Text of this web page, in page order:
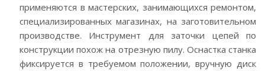
применяются в мастерских, занимающихся ремонтом,
специализированных магазинах, на заготовительном
производстве. Инструмент для заточки цепей по
конструкции похож на отрезную пилу. Оснастка станка
фиксируется в требуемом положении, вручную диск